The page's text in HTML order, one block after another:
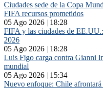
Ciudades sede de la Copa
FIFA recursos prometidos
05 Ago 2026 | 18:28
FIFA y las ciudades de
2026
05 Ago 2026 | 18:28
Luis Figo carga contra Gianni
mundial
05 Ago 2026 | 15:34
Nuevo enfoque: Chile